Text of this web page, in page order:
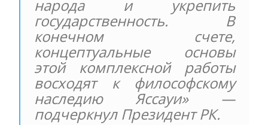
народа и укрепить
государственность. В
конечном счете,
концептуальные основы
этой комплексной работы
восходят к философскому
наследию Яссауи» —
подчеркнул Президент РК.